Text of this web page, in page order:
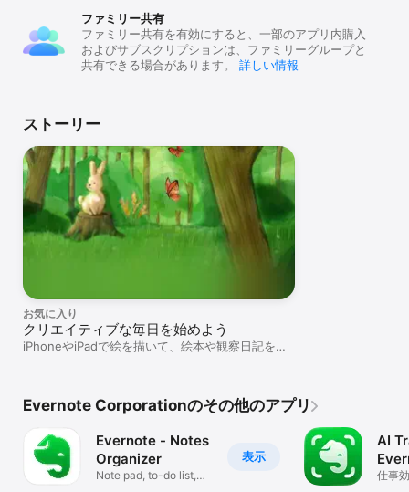
ファミリー共有
ファミリー共有を有効にすると、一部のアプリ内購入
およびサブスクリプションは、ファミリーグループと
共有できる場合があります。 詳しい情報
ストーリー
お気に入り
クリエイティブな毎日を始めよう
iPhoneやiPadで絵を描いて、絵本や観察日記を作
Evernote Corporationのその他のアプリ
表示
Evernote - Notes
Organizer
Note pad, to-do list,
AI
仕事